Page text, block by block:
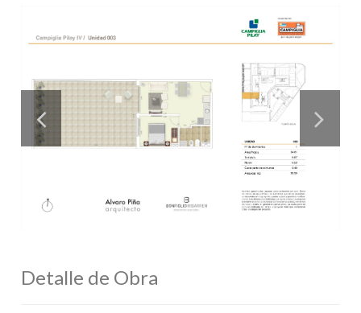
Detalle de Obra